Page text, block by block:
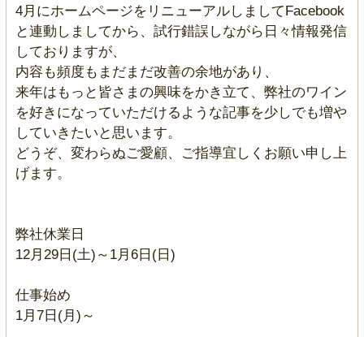
4月にホームページをリニューアルしましてFacebook
と連動しましてから、試行錯誤しながら日々情報発信
しておりますが、
内容も頻度もまだまだ改善の余地があり、
来年はもっと皆さまの興味をかき立て、弊社のワイン
を好きになっていただけるような記事を少しでも増や
していきたいと思います。
どうぞ、変わらぬご愛顧、ご指導宜しくお願い申し上
げます。
弊社休業日
12月29日(土)～1月6日(日)
仕事始め
1月7日(月)～